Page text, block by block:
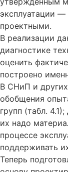
эксплуатации
проектными.
В реализации
диагностике
оценить
построено
В СНиП и
обобщения
групп (табл.
их надо
процессе
поддерживать
Теперь